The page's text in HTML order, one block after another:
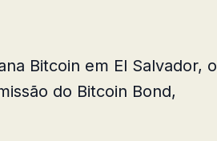
Bitcoin em El Salvador, o
do Bitcoin Bond,